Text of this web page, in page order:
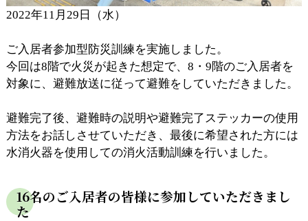
2022年11月29日（水）
ご入居者参加型防災訓練を実施しました。
今回は8階で火災が起きた想定で、8・9階のご入居者を
対象に、避難放送に従って避難をしていただきました。
避難完了後、避難時の説明や避難完了ステッカーの使用
方法をお話しさせていただき、最後に希望された方には
水消火器を使用しての消火活動訓練を行いました。
16名のご入居者の皆様に参加していただきまし
た